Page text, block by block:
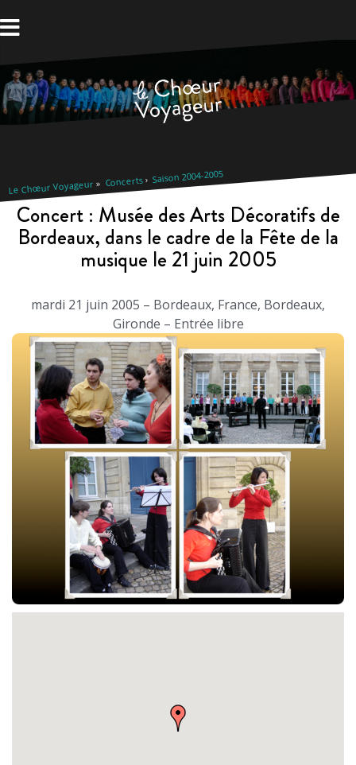
au
Le Chœur Voyageur Concerts Saison 2004-2005
Concert : Musée des Arts Décoratifs de
Bordeaux, dans le cadre de la Fête de la
musique le 21 juin 2005
mardi 21 juin 2005 – Bordeaux, France, Bordeaux,
Gironde – Entrée libre